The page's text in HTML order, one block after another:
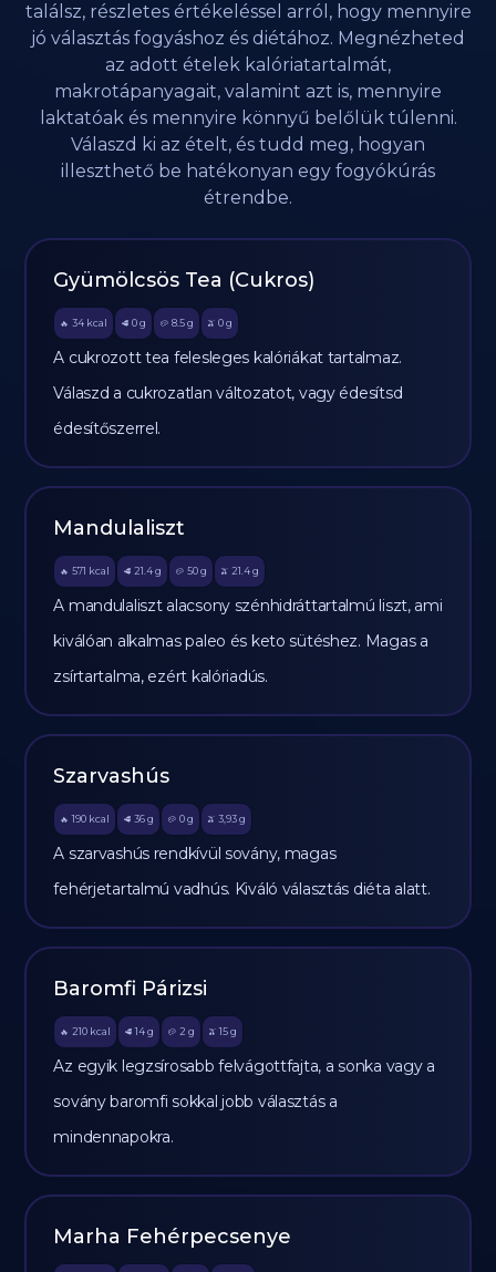
találsz, részletes értékeléssel arról, hogy mennyire
jó választás fogyáshoz és diétához. Megnézheted
az adott ételek kalóriatartalmát,
makrotápanyagait, valamint azt is, mennyire
laktatóak és mennyire könnyű belőlük túlenni.
Válaszd ki az ételt, és tudd meg, hogyan
illeszthető be hatékonyan egy fogyókúrás
étrendbe.
Gyümölcsös Tea (Cukros)
🔥 34 kcal 🥩 0 g 🥔 8.5g 🫒 0 g
A cukrozott tea felesleges kalóriákat tartalmaz.
Válaszd a cukrozatlan változatot, vagy édesítsd
édesítőszerrel.
Mandulaliszt
🔥 571 kcal 🥩 21.4 g 🥔 50g 🫒 21.4 g
A mandulaliszt alacsony szénhidráttartalmú liszt, ami
kiválóan alkalmas paleo és keto sütéshez. Magas a
zsírtartalma, ezért kalóriadús.
Szarvashús
🔥 190 kcal 🥩 36 g 🥔 0g 🫒 3,93 g
A szarvashús rendkívül sovány, magas
fehérjetartalmú vadhús. Kiváló választás diéta alatt.
Baromfi Párizsi
🔥 210 kcal 🥩 14 g 🥔 2 g 🫒 15 g
Az egyik legzsírosabb felvágottfajta, a sonka vagy a
sovány baromfi sokkal jobb választás a
mindennapokra.
Marha Fehérpecsenye